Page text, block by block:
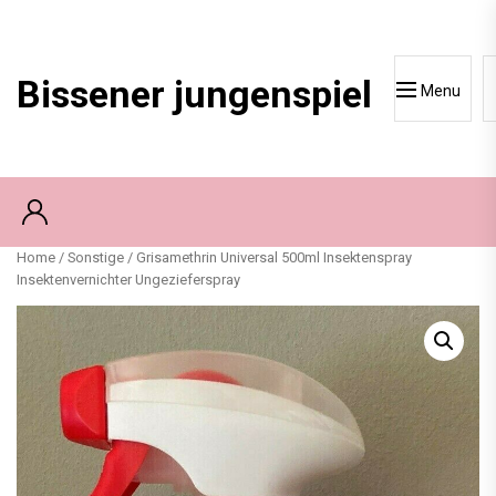
Bissener jungenspiel Menu
Home / Sonstige / Grisamethrin Universal 500ml Insektenspray
Insektenvernichter Ungezieferspray